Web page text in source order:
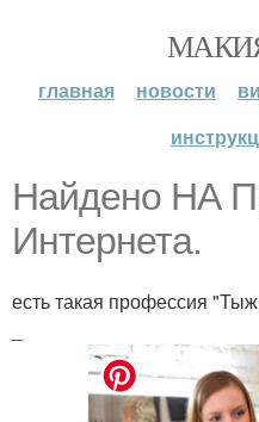
главная новости
Найдено НА
Интернета.
есть такая профессия